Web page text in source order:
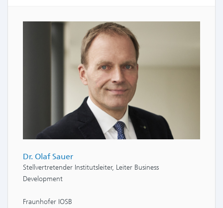
Dr. Olaf Sauer
Stellvertretender Institutsleiter, Leiter Business
Development
Fraunhofer IOSB